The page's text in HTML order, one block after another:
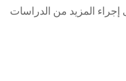
المزيد من الدراسات